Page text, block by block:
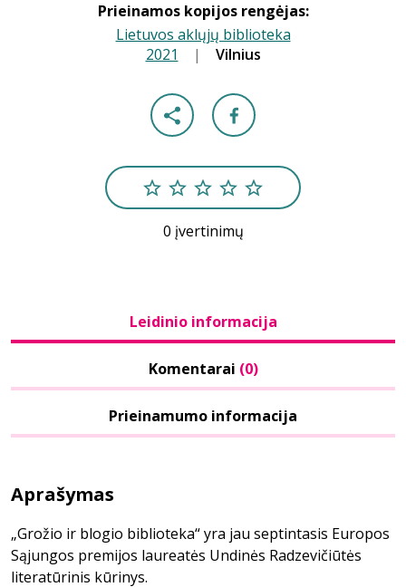
Prieinamos kopijos rengėjas:
Lietuvos aklųjų biblioteka
2021 | Vilnius
0 įvertinimų
Leidinio informacija
Komentarai (0)
Prieinamumo informacija
Aprašymas
„Grožio ir blogio biblioteka“ yra jau septintasis Europos
Sąjungos premijos laureatės Undinės Radzevičiūtės
literatūrinis kūrinys.